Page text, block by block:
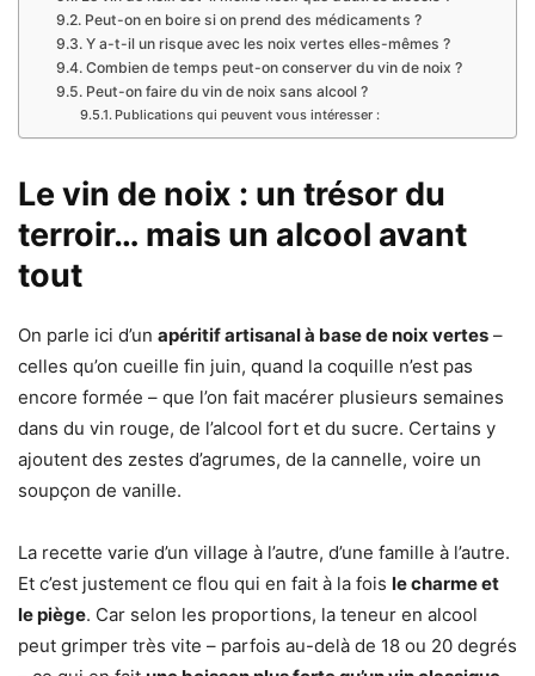
Peut-on en boire si on prend des médicaments ?
Y a-t-il un risque avec les noix vertes elles-mêmes ?
Combien de temps peut-on conserver du vin de noix ?
Peut-on faire du vin de noix sans alcool ?
Publications qui peuvent vous intéresser :
Le vin de noix : un trésor du
terroir… mais un alcool avant
tout
On parle ici d’un apéritif artisanal à base de noix vertes –
celles qu’on cueille fin juin, quand la coquille n’est pas
encore formée – que l’on fait macérer plusieurs semaines
dans du vin rouge, de l’alcool fort et du sucre. Certains y
ajoutent des zestes d’agrumes, de la cannelle, voire un
soupçon de vanille.
La recette varie d’un village à l’autre, d’une famille à l’autre.
Et c’est justement ce flou qui en fait à la fois le charme et
le piège. Car selon les proportions, la teneur en alcool
peut grimper très vite – parfois au-delà de 18 ou 20 degrés